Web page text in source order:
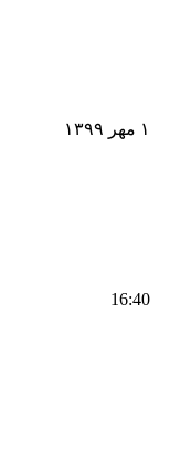
۱ مهر ۱۳۹۹
16:40